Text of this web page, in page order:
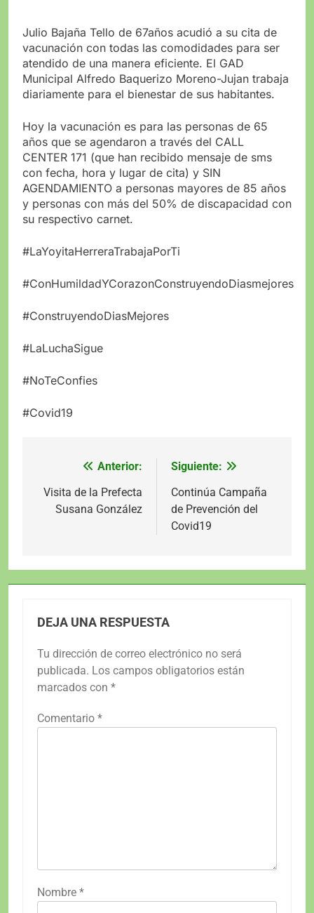
Julio Bajaña Tello de 67años acudió a su cita de
vacunación con todas las comodidades para ser
atendido de una manera eficiente. El GAD
Municipal Alfredo Baquerizo Moreno-Jujan trabaja
diariamente para el bienestar de sus habitantes.
Hoy la vacunación es para las personas de 65
años que se agendaron a través del CALL
CENTER 171 (que han recibido mensaje de sms
con fecha, hora y lugar de cita) y SIN
AGENDAMIENTO a personas mayores de 85 años
y personas con más del 50% de discapacidad con
su respectivo carnet.
#LaYoyitaHerreraTrabajaPorTi
#ConHumildadYCorazonConstruyendoDiasmejores
#ConstruyendoDiasMejores
#LaLuchaSigue
#NoTeConfies
#Covid19
Navegación
de
Anterior:
Visita de la Prefecta
Susana González
Siguiente:
Continúa Campaña
de Prevención del
Covid19
DEJA UNA RESPUESTA
Tu dirección de correo electrónico no será
publicada. Los campos obligatorios están
marcados con *
Comentario *
Nombre *